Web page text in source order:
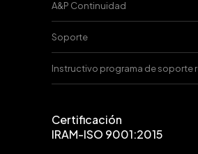
A&P Continuidad
Soporte
Instructivo programa de soporte
Certificación
IRAM-ISO 9001:2015